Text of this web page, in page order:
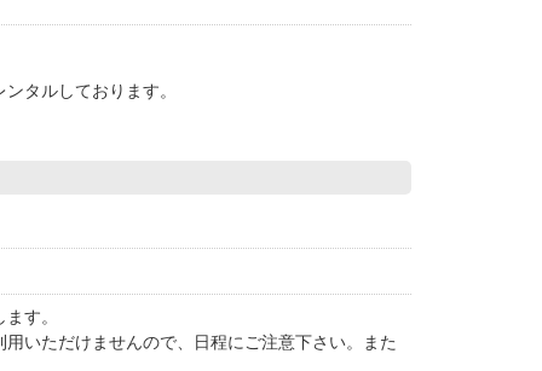
タルしております。
す。
いただけませんので、日程にご注意下さい。また